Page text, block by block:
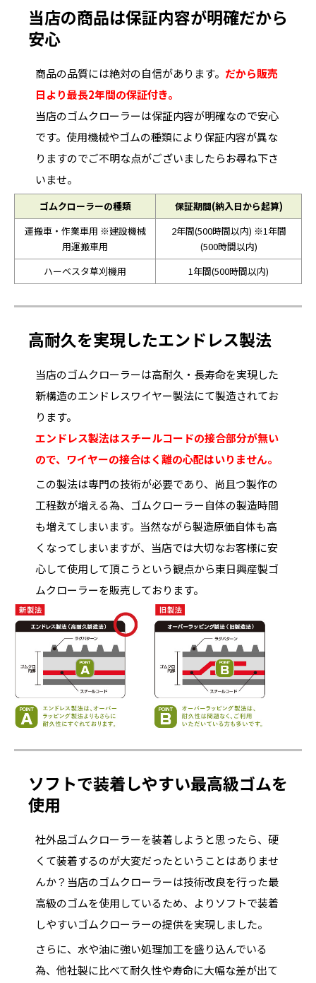
当店の商品は保証内容が明確だから
安心
商品の品質には絶対の自信があります。 だから販売
日より最長2年間の保証付き。
当店のゴムクローラーは保証内容が明確なので安心
です。使用機械やゴムの種類により保証内容が異な
りますのでご不明な点がございましたらお尋ね下さ
いませ。
ゴムクローラーの種類
保証期間(納入日から起算)
運搬車・作業車用 ※建設機械
用運搬車用
2年間(500時間以内) ※1年間
(500時間以内)
ハーベスタ草刈機用
1年間(500時間以内)
高耐久を実現したエンドレス製法
当店のゴムクローラーは高耐久・長寿命を実現した
新構造のエンドレスワイヤー製法にて製造されてお
ります。
エンドレス製法はスチールコードの接合部分が無い
ので、ワイヤーの接合はく離の心配はいりません。
この製法は専門の技術が必要であり、尚且つ製作の
工程数が増える為、ゴムクローラー自体の製造時間
も増えてしまいます。当然ながら製造原価自体も高
くなってしまいますが、当店では大切なお客様に安
心して使用して頂こうという観点から東日興産製ゴ
ムクローラーを販売しております。
ソフトで装着しやすい最高級ゴムを
使用
社外品ゴムクローラーを装着しようと思ったら、硬
くて装着するのが大変だったということはありませ
んか？当店のゴムクローラーは技術改良を行った最
高級のゴムを使用しているため、よりソフトで装着
しやすいゴムクローラーの提供を実現しました。
さらに、水や油に強い処理加工を盛り込んでいる
為、他社製に比べて耐久性や寿命に大幅な差が出て